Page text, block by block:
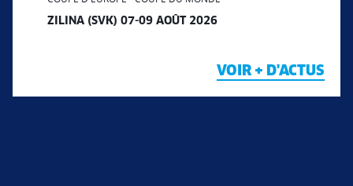
ZILINA (SVK) 07-09 AOÛT 2026
VOIR + D'ACTUS